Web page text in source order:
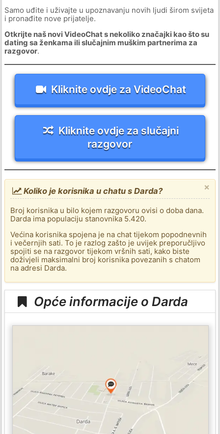
Samo uđite i uživajte u upoznavanju novih ljudi širom svijeta
i pronađite nove prijatelje.
Otkrijte naš novi VideoChat s nekoliko značajki kao što su
dating sa ženkama ili slučajnim muškim partnerima za
razgovor.
Kliknite ovdje za VideoChat
Kliknite ovdje za slučajni
razgovor
×
Koliko je korisnika u chatu s Darda?
Broj korisnika u bilo kojem razgovoru ovisi o doba dana.
Darda ima populaciju stanovnika 5.420.
Većina korisnika spojena je na chat tijekom popodnevnih
i večernjih sati. To je razlog zašto je uvijek preporučljivo
spojiti se na razgovor tijekom vršnih sati, kako biste
doživjeli maksimalni broj korisnika povezanih s chatom
na adresi Darda.
Opće informacije o Darda